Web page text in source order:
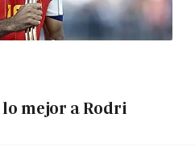
mejor a Rodri